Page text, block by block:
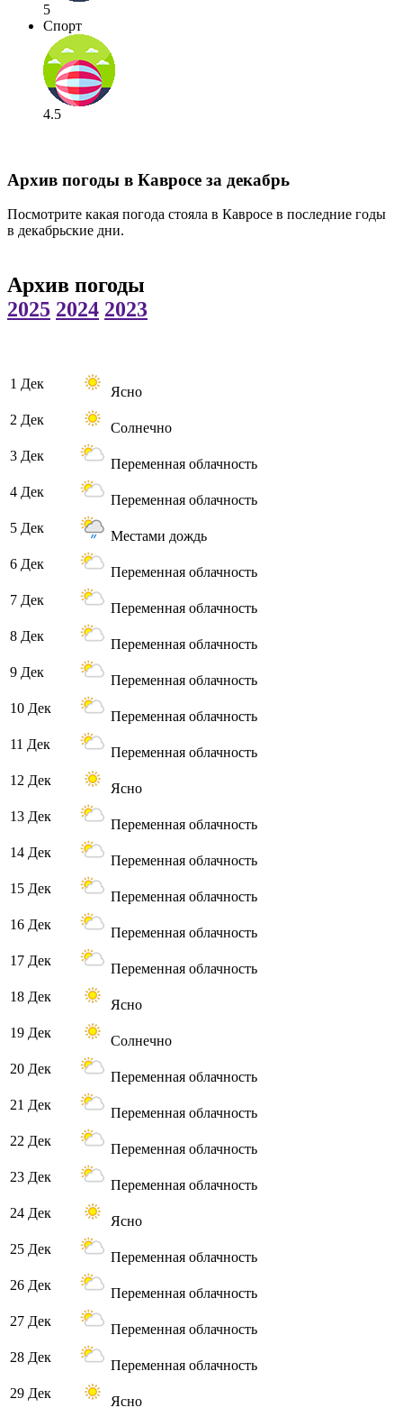
5
Спорт
4.5
Архив погоды в Кавросе за декабрь
Посмотрите какая погода стояла в Кавросе в последние годы
в декабрьские дни.
Архив погоды
2025 2024 2023
1 Дек
Ясно
2 Дек
Солнечно
3 Дек
Переменная облачность
4 Дек
Переменная облачность
5 Дек
Местами дождь
6 Дек
Переменная облачность
7 Дек
Переменная облачность
8 Дек
Переменная облачность
9 Дек
Переменная облачность
10 Дек
Переменная облачность
11 Дек
Переменная облачность
12 Дек
Ясно
13 Дек
Переменная облачность
14 Дек
Переменная облачность
15 Дек
Переменная облачность
16 Дек
Переменная облачность
17 Дек
Переменная облачность
18 Дек
Ясно
19 Дек
Солнечно
20 Дек
Переменная облачность
21 Дек
Переменная облачность
22 Дек
Переменная облачность
23 Дек
Переменная облачность
24 Дек
Ясно
25 Дек
Переменная облачность
26 Дек
Переменная облачность
27 Дек
Переменная облачность
28 Дек
Переменная облачность
29 Дек
Ясно